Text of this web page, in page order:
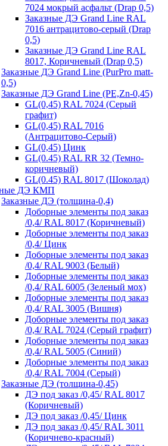
7024 мокрый асфальт (Drap 0,5)
Заказные ДЭ Grand Line RAL
7016 антрацитово-серый (Drap
0,5)
Заказные ДЭ Grand Line RAL
8017, Коричневый (Drap 0,5)
Заказные ДЭ Grand Line (PurPro matt-
0,5)
Заказные ДЭ Grand Line (PE,Zn-0,45)
GL(0,45) RAL 7024 (Серый
графит)
GL(0,45) RAL 7016
(Антрацитово-Серый)
GL(0,45) Цинк
GL(0.45) RAL RR 32 (Темно-
коричневый)
GL(0.45) RAL 8017 (Шоколад)
ДЭ КМП
Заказные ДЭ (толщина-0,4)
Доборные элементы под заказ
/0,4/ RAL 8017 (Коричневый)
Доборные элементы под заказ
/0,4/ Цинк
Доборные элементы под заказ
/0,4/ RAL 9003 (Белый)
Доборные элементы под заказ
/0,4/ RAL 6005 (Зеленый мох)
Доборные элементы под заказ
/0,4/ RAL 3005 (Вишня)
Доборные элементы под заказ
/0,4/ RAL 7024 (Серый графит)
Доборные элементы под заказ
/0,4/ RAL 5005 (Синий)
Доборные элементы под заказ
/0,4/ RAL 7004 (Серый)
Заказные ДЭ (толщина-0,45)
ДЭ под заказ /0,45/ RAL 8017
(Коричневый)
ДЭ под заказ /0,45/ Цинк
ДЭ под заказ /0,45/ RAL 3011
(Коричнево-красный)